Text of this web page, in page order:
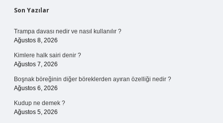
Sidebar
Son Yazılar
Trampa davası nedir ve nasıl kullanılır ?
Ağustos 8, 2026
Kimlere halk sairi denir ?
Ağustos 7, 2026
Boşnak böreğinin diğer böreklerden ayıran özelliği nedir ?
Ağustos 6, 2026
Kudup ne demek ?
Ağustos 5, 2026